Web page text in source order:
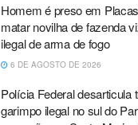
Homem é preso em
matar novilha de fazenda
ilegal de arma de fogo
6 DE AGOSTO DE 2026
Polícia Federal desarticula
garimpo ilegal no sul do